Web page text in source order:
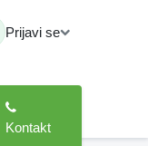
Prijavi se
Kontakt